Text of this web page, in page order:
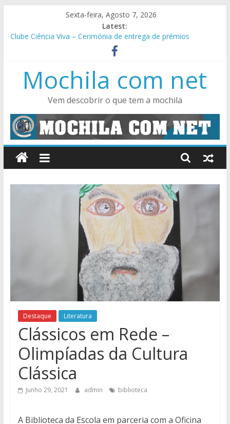
content
Sexta-feira, Agosto 7, 2026
Latest:
Clube Ciência Viva – Cerimónia de entrega de prémios
VII Jornadas Pedagógicas TEIP 2022 / 2023
Encontro Regional Norte – Apps for Good
Festa de Finalistas de 9º ano – um misto de emoção, alegria e
muita animação
6º), Astronomia (7º) e Físico-Química (8º e 9º)
Mochila com net
Vem descobrir o que tem a mochila
Destaque Literatura
Clássicos em Rede –
Olimpíadas da Cultura
Clássica
Junho 29, 2021 admin biblioteca
A Biblioteca da Escola em parceria com a Oficina